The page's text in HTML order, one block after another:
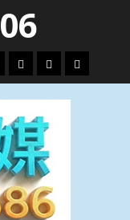
國
際
運
動
生
活